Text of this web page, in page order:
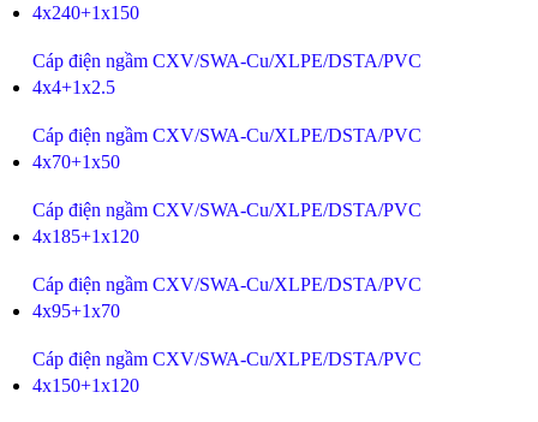
4x240+1x150
Cáp điện ngầm CXV/SWA-Cu/XLPE/DSTA/PVC
4x4+1x2.5
Cáp điện ngầm CXV/SWA-Cu/XLPE/DSTA/PVC
4x70+1x50
Cáp điện ngầm CXV/SWA-Cu/XLPE/DSTA/PVC
4x185+1x120
Cáp điện ngầm CXV/SWA-Cu/XLPE/DSTA/PVC
4x95+1x70
Cáp điện ngầm CXV/SWA-Cu/XLPE/DSTA/PVC
4x150+1x120